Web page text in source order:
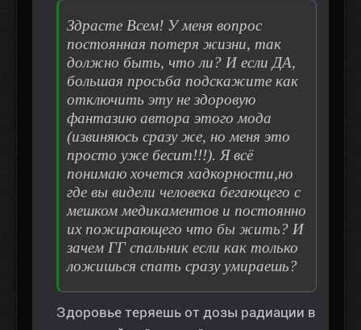
Здрасте Всем! У меня вопрос
постоянная потеря жизни, так
должно быть, что ли? И если ДА,
большая просьба подскажите как
отключить эту не здоровую
фантазию автора этого мода
(извиняюсь сразу же, но меня это
просто уже бесит!!!). Я всё
понимаю хочется хадкорности,но
где вы видели человека бегающего с
мешком медикаментов и постоянно
их пожирающего что бы жить? И
зачем ГГ спальник если как только
ложишься спать сразу умираешь?
Здоровье теряешь от дозы радиации в